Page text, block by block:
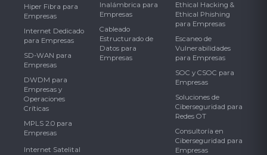
Hiper Fibra para
Empresas
Internet Dedicado
para Empresas
SD-WAN para
Empresas
DWDM para
Empresas y
Operaciones
Críticas
MPLS 2.0 para
Empresas
Internet Satelital
Inalámbrica para
Empresas
Cableado
Estructurado de
Datos para
Empresas
Ethical Hacking &
Ethical Phishing
para Empresas
Escaneo de
Vulnerabilidades
para Empresas
SOC y CSOC para
Empresas
Soluciones de
Ciberseguridad para
Redes OT
Consultoría en
Ciberseguridad para
Empresas